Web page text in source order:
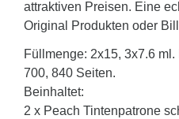
attraktiven Preisen. Eine
Original Produkten oder
Füllmenge: 2x15, 3x7.6
700, 840 Seiten.
Beinhaltet:
2 x Peach Tintenpatrone